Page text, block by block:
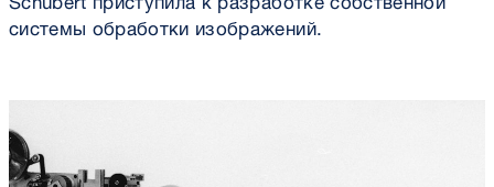
системы обработки изображений.